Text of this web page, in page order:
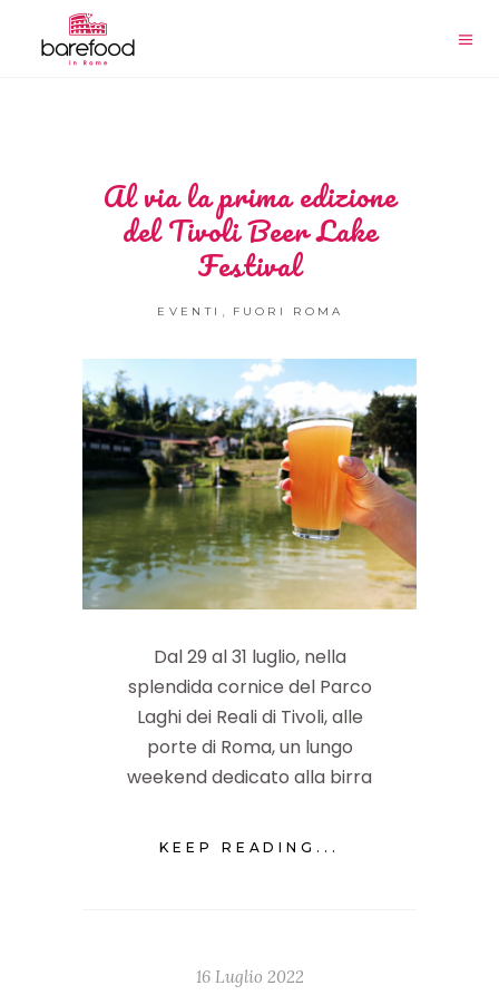
Al via la prima edizione
del Tivoli Beer Lake
Festival
EVENTI FUORI ROMA
Dal 29 al 31 luglio, nella
splendida cornice del Parco
Laghi dei Reali di Tivoli, alle
porte di Roma, un lungo
weekend dedicato alla birra
KEEP READING...
16 Luglio 2022